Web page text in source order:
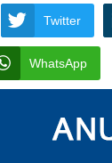
Twitter
WhatsApp